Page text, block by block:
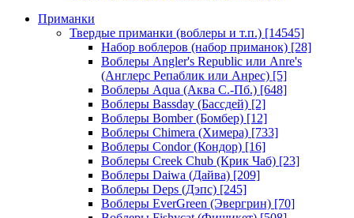
Приманки
Твердые приманки (воблеры и т.п.) [14545]
Набор воблеров (набор приманок) [28]
Воблеры Angler's Republic или Anre's
(Англерс Репаблик или Анрес) [5]
Воблеры Aqua (Аква С.-Пб.) [648]
Воблеры Bassday (Бассдей) [2]
Воблеры Bomber (Бомбер) [12]
Воблеры Chimera (Химера) [733]
Воблеры Condor (Кондор) [16]
Воблеры Creek Chub (Крик Чаб) [23]
Воблеры Daiwa (Дайва) [209]
Воблеры Deps (Дэпс) [245]
Воблеры EverGreen (Эвергрин) [70]